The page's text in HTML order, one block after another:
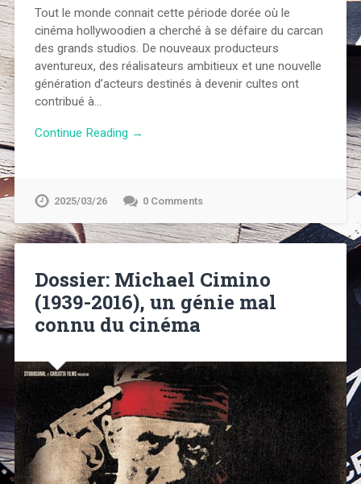
Tout le monde connait cette période dorée où le
cinéma hollywoodien a cherché à se défaire du carcan
des grands studios. De nouveaux producteurs
aventureux, des réalisateurs ambitieux et une nouvelle
génération d’acteurs destinés à devenir cultes ont
contribué à…
Continue Reading →
2025/03/26 0 Comments
Dossier: Michael Cimino
(1939-2016), un génie mal
connu du cinéma